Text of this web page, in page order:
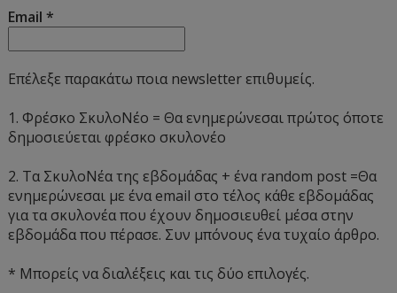
Email*
Επέλεξε παρακάτω ποια newsletter επιθυμείς.
1. Φρέσκο ΣκυλοΝέο = Θα ενημερώνεσαι πρώτος όποτε
δημοσιεύεται φρέσκο σκυλονέο
2. Τα ΣκυλοΝέα της εβδομάδας + ένα random post =Θα
ενημερώνεσαι με ένα email στο τέλος κάθε εβδομάδας
για τα σκυλονέα που έχουν δημοσιευθεί μέσα στην
εβδομάδα που πέρασε. Συν μπόνους ένα τυχαίο άρθρο.
* Μπορείς να διαλέξεις και τις δύο επιλογές.